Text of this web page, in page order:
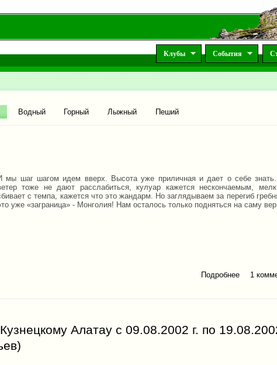
Клубы События
вкладка)
Водный Горный Лыжный Пеший
мы шаг шагом идем вверх. Высота уже приличная и дает о себе
тоже не дают расслабиться, кулуар кажется нескончаемым,
с темпа, кажется что это жандарм. Но заглядываем за перегиб
уже «заграница» - Монголия! Нам осталось только подняться на саму
Подробнее
о
1
Алатау с 09.08.2002 г. по